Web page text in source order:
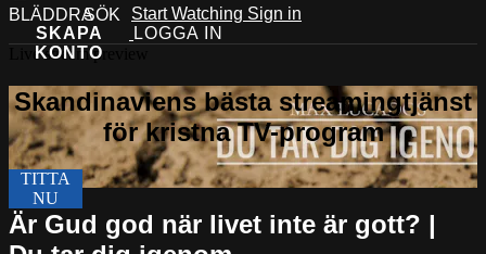
Start Watching Sign in
Live stream preview
Är Gud god när livet inte är gott? |